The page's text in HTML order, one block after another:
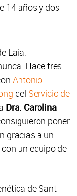
14 años y dos
Laia,
Hace tres
Antonio
del Servicio de
Dra. Carolina
poner
gracias a un
un equipo de
de Sant